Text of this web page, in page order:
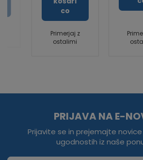
co
Primerjaj z
ostalimi
PRIJAVA NA E-
Prijavite se in prejemajte
ugodnostih iz naše